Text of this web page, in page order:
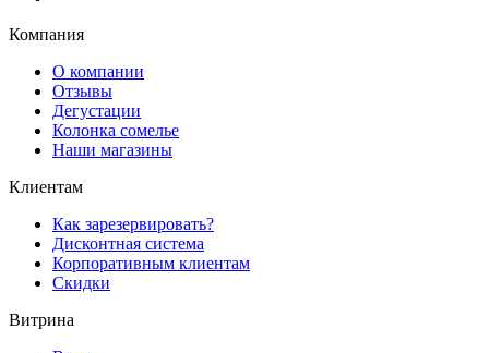
Компания
О компании
Отзывы
Дегустации
Колонка сомелье
Наши магазины
Клиентам
Как зарезервировать?
Дисконтная система
Корпоративным клиентам
Скидки
Витрина